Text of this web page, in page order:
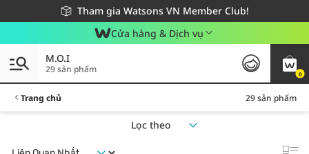
Tham gia Watsons VN Member Club!
Miễn phí giao hàng cho đơn hàng từ 249,000Đ
Giao hàng nhanh 24h - Áp dụng khu vực TP. Hồ Chí Minh
Cửa hàng & Dịch vụ
0
M.O.I
29 sản phẩm
Trang chủ 29 sản phẩm
Lọc theo